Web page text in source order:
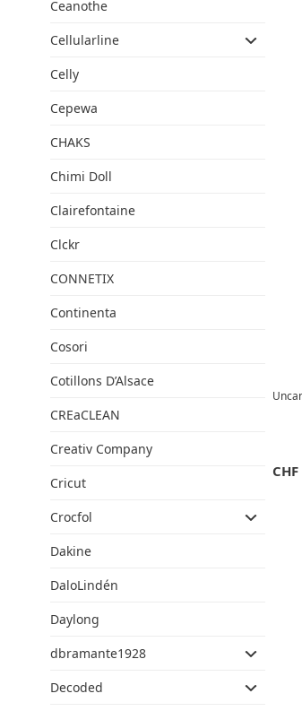
Ceanothe
Cellularline
Celly
Cepewa
CHAKS
Chimi Doll
Clairefontaine
Clckr
CONNETIX
Continenta
Cosori
Cotillons D’Alsace
CREaCLEAN
Creativ Company
Cricut
Crocfol
Dakine
DaloLindén
Daylong
dbramante1928
Decoded
CHF